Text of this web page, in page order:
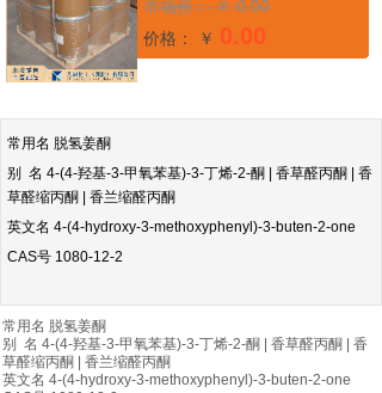
多元杂环
市场价： ￥0.00
价格： ￥ 0.00
常用名 脱氢姜酮
别 名 4-(4-羟基-3-甲氧苯基)-3-丁烯-2-酮 | 香草醛丙酮 | 香
草醛缩丙酮 | 香兰缩醛丙酮
英文名 4-(4-hydroxy-3-methoxyphenyl)-3-buten-2-one
CAS号 1080-12-2
常用名 脱氢姜酮
别 名 4-(4-羟基-3-甲氧苯基)-3-丁烯-2-酮 | 香草醛丙酮 | 香
草醛缩丙酮 | 香兰缩醛丙酮
英文名 4-(4-hydroxy-3-methoxyphenyl)-3-buten-2-one